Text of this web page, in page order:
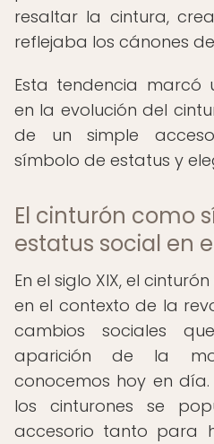
resaltar la cintura,
reflejaba los cánones
Esta tendencia marcó
en la evolución del
de un simple
símbolo de estatus y
El cinturón como
estatus social en
En el siglo XIX, el
en el contexto de la
cambios sociales
aparición de la
conocemos hoy en
los cinturones se
accesorio tanto para